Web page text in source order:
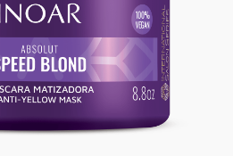
$19.990.